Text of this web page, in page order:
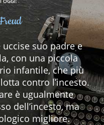
suo padre e
con una piccola
infantile, che più
contro l’incesto.
è ugualmente
dell’incesto, ma
migliore.